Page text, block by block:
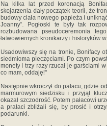
Na kilka lat przed koronacją
skojarzenia dały początek teorii, że
budowy ciała nowego papieża i
Joanny”. Pogłoski te były tak
rozbudowana pseudoceremonia
łatwowiernych kronikarzy i historyków
Usadowiwszy się na tronie, Bonifacy
siedmioma pieczęciami. Po czym
monety i trzy razy rzucał je garściami
co mam, oddaję!"
Następnie wkroczył do pałacu, gdzie
marmurowym siedzisku i przyjął
okazał szczodrość. Potem pałacowi
a prałaci zbliżali się, by prosić i
podarunki.